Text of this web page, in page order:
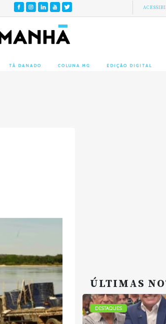
TÁ DANADO COLUNA MG EDIÇÃO DIGITAL
ÚLTIMAS
DESTAQUES